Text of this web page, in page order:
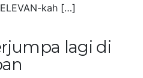
kah […]
lagi di